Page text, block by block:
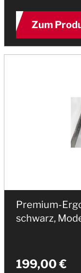
Zum
Premium-
schwarz,
199,00 €